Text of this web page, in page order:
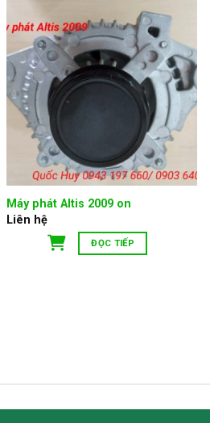
Máy phát Altis 2009 on
Liên hệ
ĐỌC TIẾP